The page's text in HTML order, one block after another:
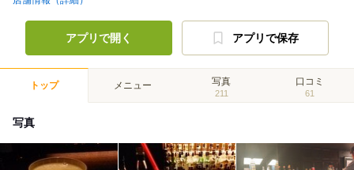
アプリで開く アプリで保存
トップ メニュー 写真
211
口コミ
61
写真